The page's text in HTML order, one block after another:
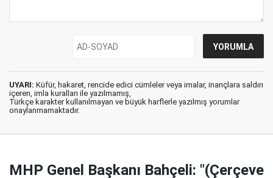
UYARI: Küfür, hakaret, rencide edici cümleler veya imalar, inançlara saldırı
içeren, imla kuralları ile yazılmamış,
Türkçe karakter kullanılmayan ve büyük harflerle yazılmış yorumlar
onaylanmamaktadır.
MHP Genel Başkanı Bahçeli: "(Çerçeve